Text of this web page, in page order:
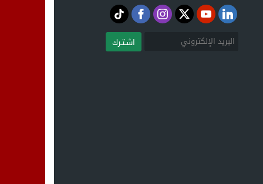
اشـتـرك